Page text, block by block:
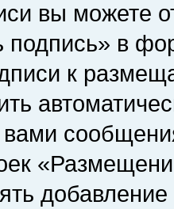
вы можете
подпись» в
к